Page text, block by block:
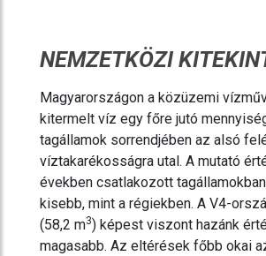
NEMZETKÖZI
Magyarországon a közüzemi
kitermelt víz egy főre jutó
tagállamok sorrendjében az alsó
víztakarékosságra utal. A mutató
években csatlakozott
kisebb, mint a régiekben. A V4-
(58,2 m3) képest viszont hazánk
magasabb. Az eltérések főbb okai